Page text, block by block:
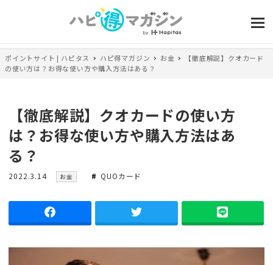
ポイントサイト | ハピタス ハピ得マガジン お金
【徹底解説】クオカード
の使い方は？お得な使い方や購入方法はある？
【徹底解説】クオカードの使い方
は？お得な使い方や購入方法はあ
る？
投
日
2022.3.14
カ
ゴ
リ
ー
お金 QUOカード